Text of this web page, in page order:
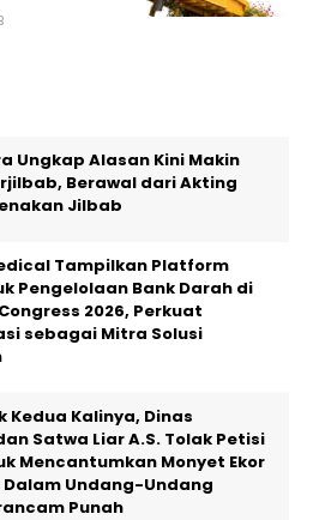
Ungkap Alasan Kini Makin
Berawal dari Akting
Jilbab
Tampilkan Platform
Pengelolaan Bank Darah di
2026, Perkuat
sebagai Mitra Solusi
Kedua Kalinya, Dinas
Satwa Liar A.S. Tolak Petisi
Mencantumkan Monyet Ekor
Dalam Undang-Undang
Punah